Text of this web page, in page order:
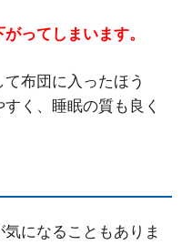
ってしまいます。
布団に入ったほう
く、睡眠の質も良く
になることもありま